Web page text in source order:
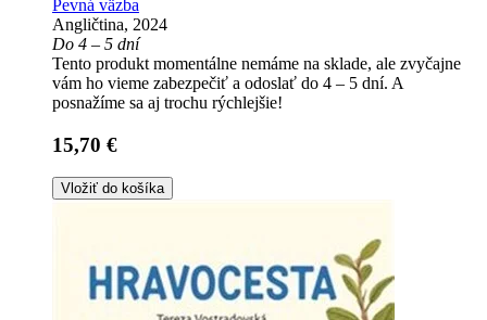
Pevná väzba
Angličtina, 2024
Do 4 – 5 dní
Tento produkt momentálne nemáme na sklade, ale zvyčajne
vám ho vieme zabezpečiť a odoslať do 4 – 5 dní. A
posnažíme sa aj trochu rýchlejšie!
15,70 €
Vložiť do košíka